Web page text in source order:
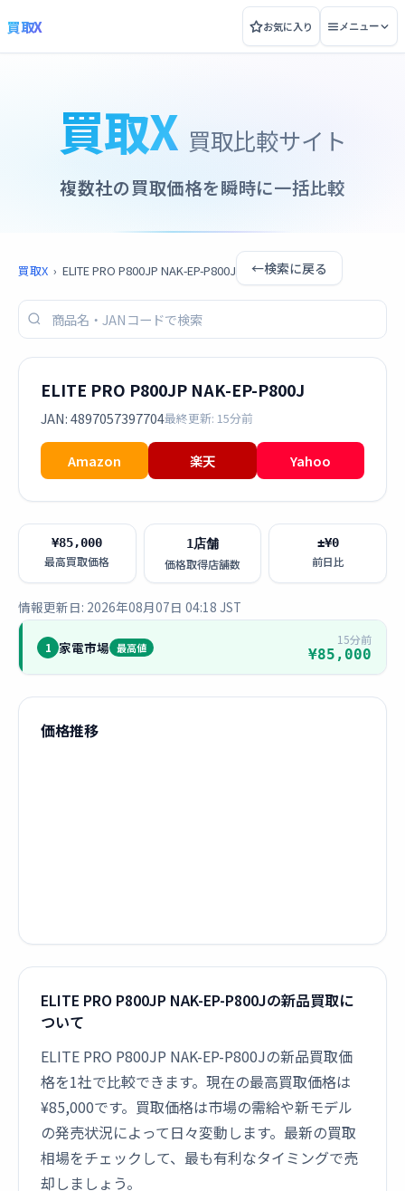
買取X お気に入り メニュー
買取X 買取比較サイト
複数社の買取価格を瞬時に一括比較
買取X › ELITE PRO P800JP NAK-EP-P800J ←検索に戻る
ELITE PRO P800JP NAK-EP-P800J
JAN: 4897057397704最終更新: 15分前
Amazon 楽天 Yahoo
¥85,000
最高買取価格
1店舗
価格取得店舗数
±¥0
前日比
情報更新日: 2026年08月07日 04:18 JST
1 家電市場 最高値
15分前
¥85,000
価格推移
ELITE PRO P800JP NAK-EP-P800Jの新品買取に
ついて
ELITE PRO P800JP NAK-EP-P800Jの新品買取価
格を1社で比較できます。現在の最高買取価格は
¥85,000です。買取価格は市場の需給や新モデル
の発売状況によって日々変動します。最新の買取
相場をチェックして、最も有利なタイミングで売
却しましょう。